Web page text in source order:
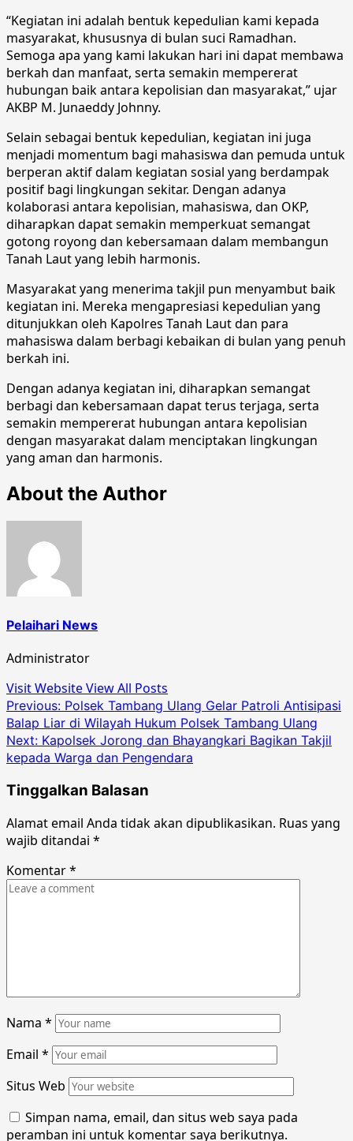
“Kegiatan ini adalah bentuk kepedulian kami kepada
masyarakat, khususnya di bulan suci Ramadhan.
Semoga apa yang kami lakukan hari ini dapat membawa
berkah dan manfaat, serta semakin mempererat
hubungan baik antara kepolisian dan masyarakat,” ujar
AKBP M. Junaeddy Johnny.
Selain sebagai bentuk kepedulian, kegiatan ini juga
menjadi momentum bagi mahasiswa dan pemuda untuk
berperan aktif dalam kegiatan sosial yang berdampak
positif bagi lingkungan sekitar. Dengan adanya
kolaborasi antara kepolisian, mahasiswa, dan OKP,
diharapkan dapat semakin memperkuat semangat
gotong royong dan kebersamaan dalam membangun
Tanah Laut yang lebih harmonis.
Masyarakat yang menerima takjil pun menyambut baik
kegiatan ini. Mereka mengapresiasi kepedulian yang
ditunjukkan oleh Kapolres Tanah Laut dan para
mahasiswa dalam berbagi kebaikan di bulan yang penuh
berkah ini.
Dengan adanya kegiatan ini, diharapkan semangat
berbagi dan kebersamaan dapat terus terjaga, serta
semakin mempererat hubungan antara kepolisian
dengan masyarakat dalam menciptakan lingkungan
yang aman dan harmonis.
About the Author
Pelaihari News
Administrator
Visit WebsiteView All Posts
Post
navigation
Previous: Polsek Tambang Ulang Gelar Patroli Antisipasi
Balap Liar di Wilayah Hukum Polsek Tambang Ulang
Next: Kapolsek Jorong dan Bhayangkari Bagikan Takjil
kepada Warga dan Pengendara
Tinggalkan Balasan
Alamat email Anda tidak akan dipublikasikan. Ruas yang
wajib ditandai *
Komentar*
Nama *
Email *
Situs Web
Simpan nama, email, dan situs web saya pada
peramban ini untuk komentar saya berikutnya.